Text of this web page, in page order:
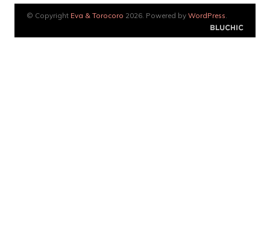
© Copyright Eva & Torocoro 2026. Powered by WordPress